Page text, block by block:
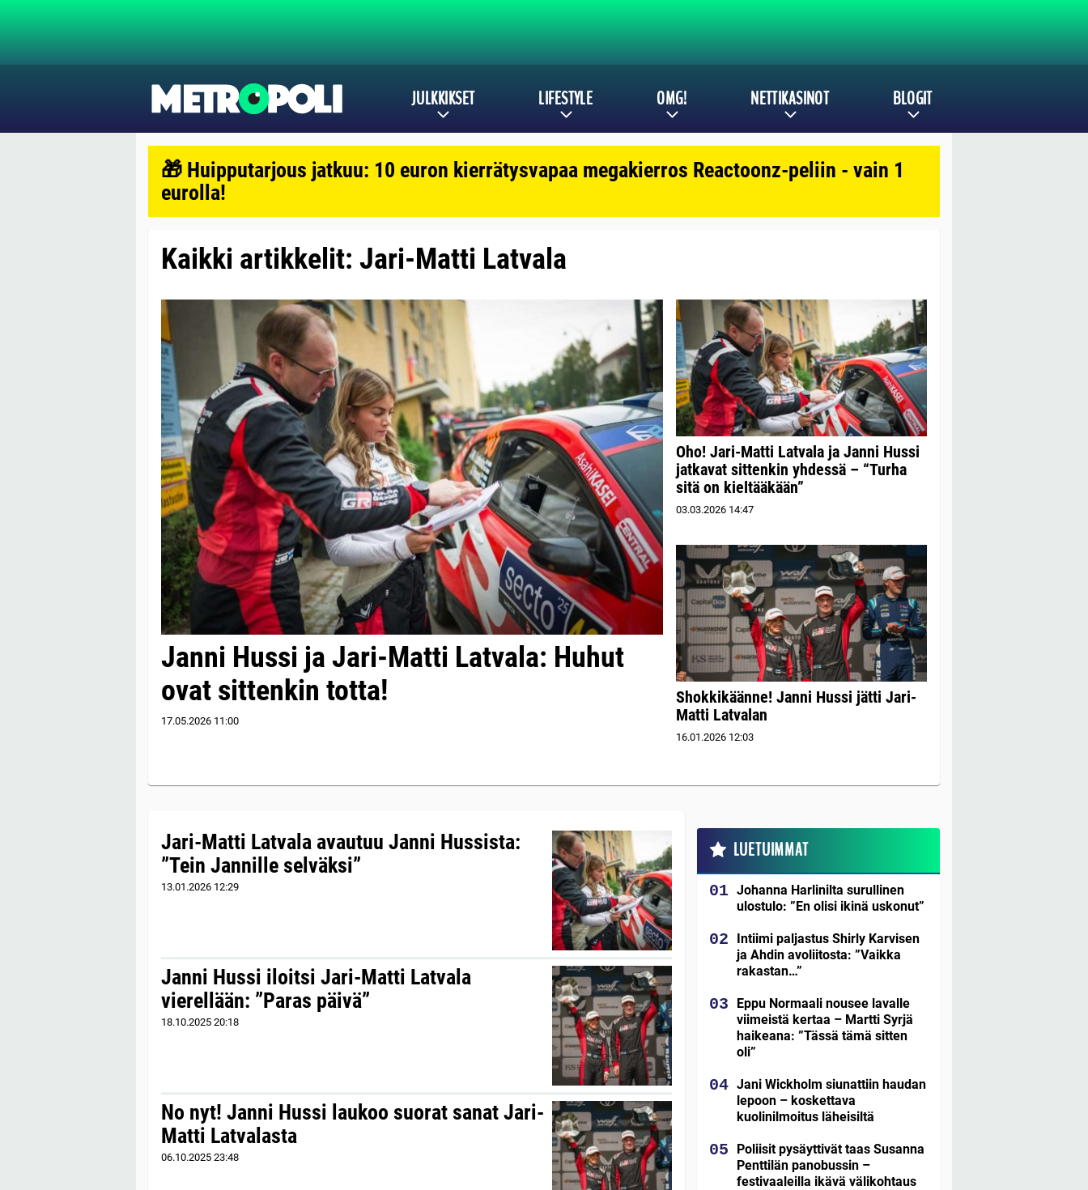
JULKKIKSET LIFESTYLE OMG! NETTIKASINOT BLOGIT
🎁 Huipputarjous jatkuu: 10 euron kierrätysvapaa megakierros Reactoonz-peliin - vain 1
eurolla!
Kaikki artikkelit: Jari-Matti Latvala
Janni Hussi ja Jari-Matti Latvala: Huhut
ovat sittenkin totta!
17.05.2026 11:00
Oho! Jari-Matti Latvala ja Janni Hussi
jatkavat sittenkin yhdessä – “Turha
sitä on kieltääkään”
03.03.2026 14:47
Shokkikäänne! Janni Hussi jätti Jari-
Matti Latvalan
16.01.2026 12:03
Jari-Matti Latvala avautuu Janni Hussista:
”Tein Jannille selväksi”
13.01.2026 12:29
Janni Hussi iloitsi Jari-Matti Latvala
vierellään: ”Paras päivä”
18.10.2025 20:18
No nyt! Janni Hussi laukoo suorat sanat Jari-
Matti Latvalasta
06.10.2025 23:48
LUETUIMMAT
Johanna Harlinilta surullinen
ulostulo: ”En olisi ikinä uskonut”
Intiimi paljastus Shirly Karvisen
ja Ahdin avoliitosta: ”Vaikka
rakastan…”
Eppu Normaali nousee lavalle
viimeistä kertaa – Martti Syrjä
haikeana: ”Tässä tämä sitten
oli”
Jani Wickholm siunattiin haudan
lepoon – koskettava
kuolinilmoitus läheisiltä
Poliisit pysäyttivät taas Susanna
Penttilän panobussin –
festivaaleilla ikävä välikohtaus